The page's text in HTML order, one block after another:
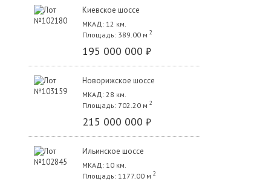
Киевское шоссе
МКАД: 12 км.
Площадь: 389.00 м 2
195 000 000 ₽
Новорижское шоссе
МКАД: 28 км.
Площадь: 702.20 м 2
215 000 000 ₽
Ильинское шоссе
МКАД: 10 км.
Площадь: 1177.00 м 2